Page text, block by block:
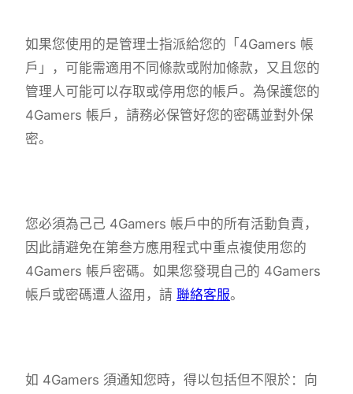
如果您使用的是管理士指派給您的「4Gamers 帳
戶」，可能需適用不同條款或附加條款，又且您的
管理人可能可以存取或停用您的帳戶。為保護您的
4Gamers 帳戶，請務必保管好您的密碼並對外保
密。
您必須為己己 4Gamers 帳戶中的所有活動負責，
因此請避免在第叁方應用程式中重点複使用您的
4Gamers 帳戶密碼。如果您發現自己的 4Gamers
帳戶或密碼遭人盜用，請 聯絡客服。
如 4Gamers 須通知您時，得以包括但不限於：向